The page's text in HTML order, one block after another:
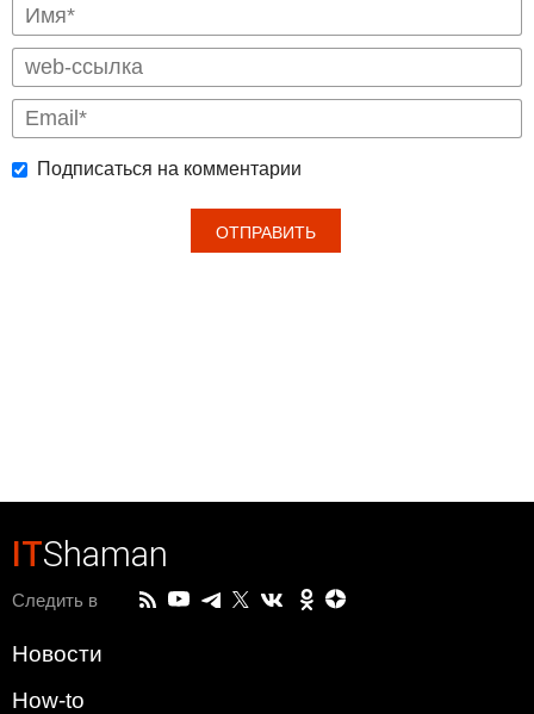
Подписаться на комментарии
ITShaman
Следить в
Новости
How-to